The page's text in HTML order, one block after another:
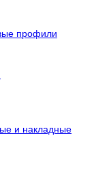
профили
и накладные